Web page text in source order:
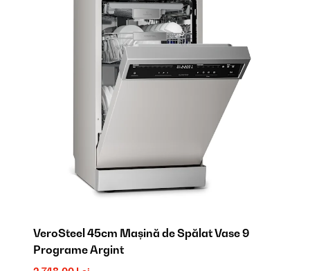
VeroSteel 45cm Mașină de Spălat Vase 9
Programe Argint